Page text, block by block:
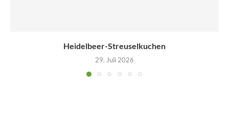
Heidelbeer-Streuselkuchen
29. Juli 2026